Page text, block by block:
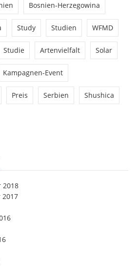
Bosnien-Herzegowina
Study Studien WFMD
Studie Artenvielfalt Solar
Kampagnen-Event
Preis Serbien Shushica
2018
2017